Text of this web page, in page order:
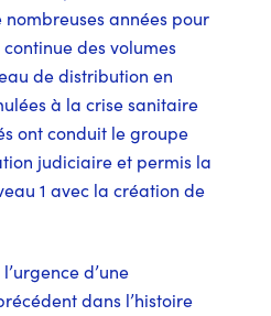
années pour
des volumes
de distribution en
à la crise sanitaire
ont conduit le groupe
judiciaire et permis la
1 avec la création de
d’une
dans l’histoire